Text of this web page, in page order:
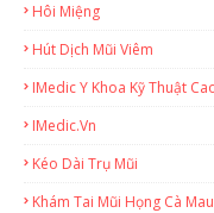
Hôi Miệng
Hút Dịch Mũi Viêm
IMedic Y Khoa Kỹ Thuật
IMedic.vn
Kéo Dài Trụ Mũi
Khám Tai Mũi Họng Cà Mau